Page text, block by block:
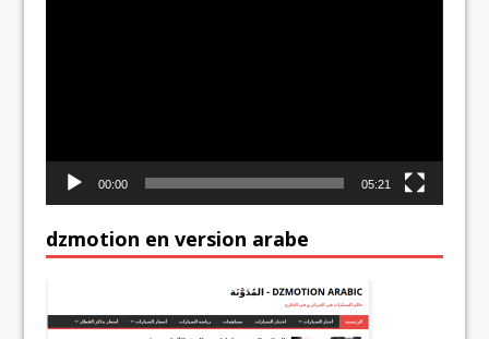
00:00 05:21
dzmotion en version arabe